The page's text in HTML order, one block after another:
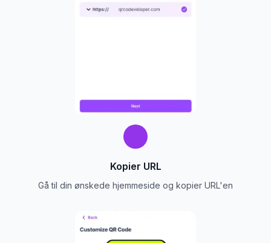
Kopier URL
Gå til din ønskede hjemmeside og kopier URL'en